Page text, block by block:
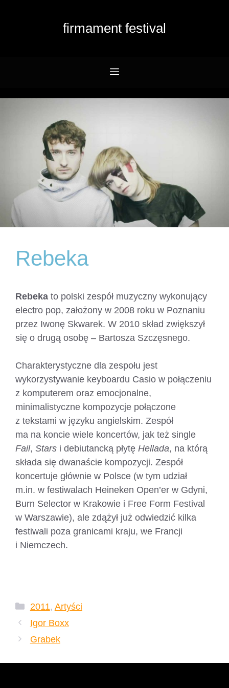
firmament festival
Menu
Rebeka
Rebeka to polski zespół muzyczny wykonujący
electro pop, założony w 2008 roku w Poznaniu
przez Iwonę Skwarek. W 2010 skład zwiększył
się o drugą osobę – Bartosza Szczęsnego.
Charakterystyczne dla zespołu jest
wykorzystywanie keyboardu Casio w połączeniu
z komputerem oraz emocjonalne,
minimalistyczne kompozycje połączone
z tekstami w języku angielskim. Zespół
ma na koncie wiele koncertów, jak też single
Fail, Stars i debiutancką płytę Hellada, na którą
składa się dwanaście kompozycji. Zespół
koncertuje głównie w Polsce (w tym udział
m.in. w festiwalach Heineken Open’er w Gdyni,
Burn Selector w Krakowie i Free Form Festival
w Warszawie), ale zdążył już odwiedzić kilka
festiwali poza granicami kraju, we Francji
i Niemczech.
Kategorie
2011, Artyści
Igor Boxx
Grabek